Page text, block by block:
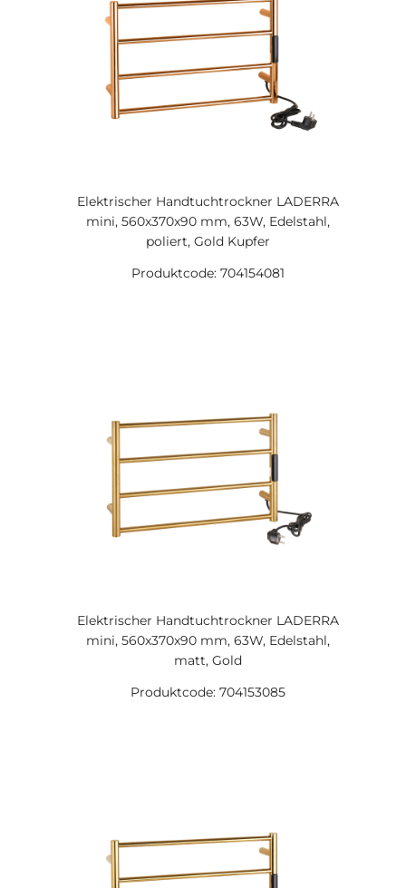
Elektrischer Handtuchtrockner LADERRA
mini, 560x370x90 mm, 63W, Edelstahl,
poliert, Gold Kupfer
Produktcode: 704154081
Elektrischer Handtuchtrockner LADERRA
mini, 560x370x90 mm, 63W, Edelstahl,
matt, Gold
Produktcode: 704153085